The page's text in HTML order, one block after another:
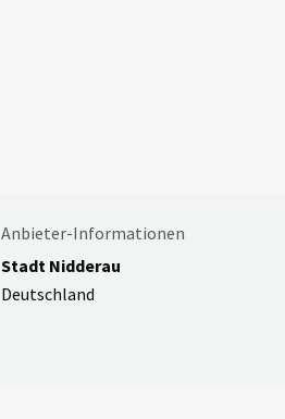
Anbieter-Informationen
Stadt Nidderau
Deutschland